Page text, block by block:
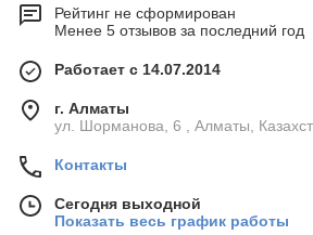
Рейтинг не сформирован
Менее 5 отзывов за последний год
Работает с 14.07.2014
г. Алматы
ул. Шорманова, 6 , Алматы,
Контакты
Сегодня выходной
Показать весь график работы